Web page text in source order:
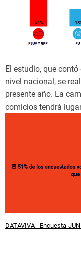
El estudio, que
nivel nacional, se
presente año. La
comicios tendrá
DATAVIVA_-Encuesta-